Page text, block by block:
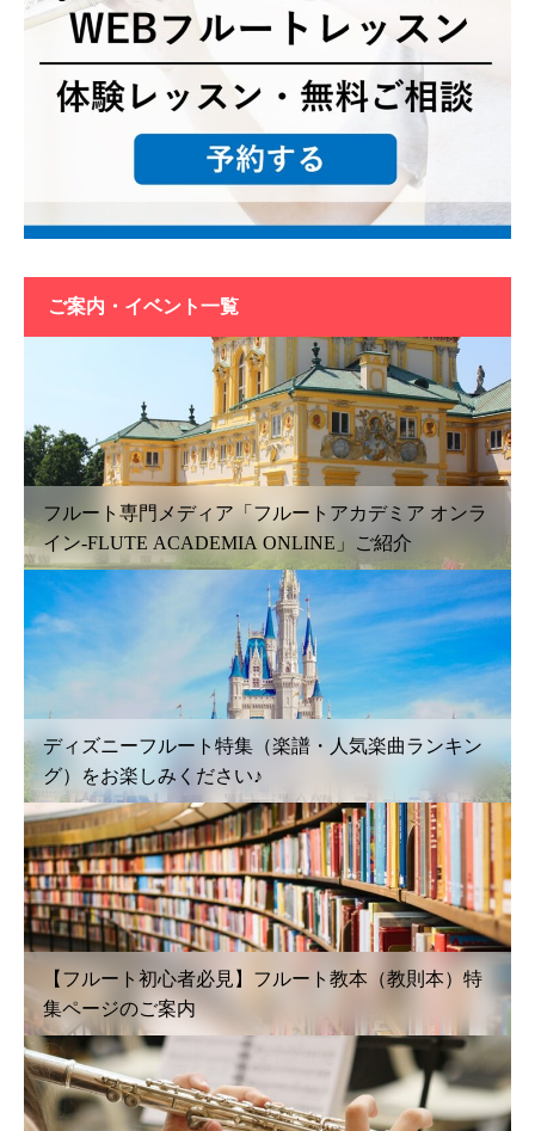
ご案内・イベント一覧
フルート専門メディア「フルートアカデミア オンラ
イン-FLUTE ACADEMIA ONLINE」ご紹介
ディズニーフルート特集（楽譜・人気楽曲ランキン
グ）をお楽しみください♪
【フルート初心者必見】フルート教本（教則本）特
集ページのご案内